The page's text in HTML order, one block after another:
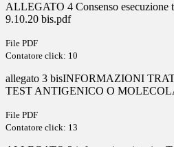
ALLEGATO 4 Consenso esecuzione
9.10.20 bis.pdf
File PDF
Contatore click: 10
allegato 3 bisINFORMAZIONI
TEST ANTIGENICO O
File PDF
Contatore click: 13